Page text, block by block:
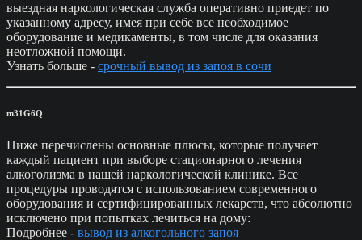
выездная наркологическая служба оперативно приедет по
указанному адресу, имея при себе все необходимое
оборудование и медикаменты, в том числе для оказания
неотложной помощи.
Узнать больше - срочный вывод из запоя в сочи
m31G6Q
Ниже перечислены основные плюсы, которые получает
каждый пациент при выборе стационарного лечения
алкоголизма в нашей наркологической клинике. Все
процедуры проводятся с использованием современного
оборудования и сертифицированных лекарств, что абсолютно
исключено при попытках лечиться на дому:
Подробнее - вывод из алкогольного запоя